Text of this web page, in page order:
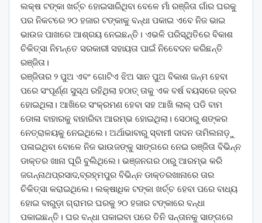
ଲକ୍ଷ ଟଙ୍କା ଖର୍ଚ୍ଚ ହୋଇସାରିଥିବା ବେଳେ ମାଁ ରଞ୍ଜିତା ଗାଁର ଘରକୁ
ପର ନିକଟରେ ୨୦ ହଜାର ଟଙ୍କାକୁ ବନ୍ଧା ପକାଇ ଏବେ ନିଜ ଭାଇ
ଭାଉଜ ପାଖରେ ଆଶ୍ରୟ ନେଇଛନ୍ତି। ଏଭଳି ପରିସ୍ଥିତିରେ ବିକାଶ
ଚିକିତ୍ସା ନିମନ୍ତେ ସରକାରୀ ସହାୟତା ପାଇଁ ନିବେେଦନ କରିଛନ୍ତି
ରଞ୍ଜିତା।
ରଞ୍ଜିତାର ୨ ପୁଅ ଏବଂ ଗୋଟିଏ ଝିଅ ସାନ ପୁଅ ବିକାଶ ଜନ୍ମ ହେବା
ପରେ ସଂପୂର୍ଣ୍ଣ ସୁସ୍ଥ ରହିଥିଲା ହଠାତ୍ ତାକୁ ଏକ ବର୍ଷ ବୟସରେ ଜ୍ବର
ହୋଇଥିଲା। ଆଖିରେ ସଂକ୍ରମଣ ହେବା ସହ ଆଖି ଲାଲ୍ ପଡି ବାମ
ଡୋଳା ବାହାରକୁ ବାହାରିବା ଆରମ୍ଭ ହୋଇଥିଲା। ସେଠାରୁ ଶଙ୍କର
ନେତ୍ରାଳୟକୁ ନେଇଥିଲେ। ଅର୍ଥାଭାବାରୁ ସ୍ବାମୀ ଦାଦନ ତାମିଲନାଡ଼ୁ
ପଳାଇଥିବା ବୋଳେ ନିଜ ଭାଉଜଙ୍କୁ ସାଙ୍ଗରେ ନେଇ ରଞ୍ଜିତା ବିଭିନ୍ନ
ଡାକ୍ତର ଖାନା ଘୂରି ବୁଲିଥିଲେ। ଭଞ୍ଜନଗର ଠାରୁ ଆରମ୍ଭ କରି
ଜଗନ୍ନାଥପ୍ରସାଦ,ବ୍ରହ୍ମପୁର ବିଭିନ୍ନ ଡାକ୍ତରଖାନାରେ ତାର
ଚିକିତ୍ସା କରାଇଥିଲେ। ଲକ୍ଷାଧିକ ଟଙ୍କା ଖର୍ଚ୍ଚ ହେବା ପରେ ବାଧ୍ୟ
ହୋଇ ବାରୁଡ଼ା ଗ୍ରାମର ଘରକୁ ୨୦ ହଜାର ଟଙ୍କାରେ ବନ୍ଧା
ପକାଇଛନ୍ତି। ଘର ବନ୍ଧା ପକାଇବା ପରେ ତିନି ସନ୍ତାନକୁ ସାଙ୍ଗରେ